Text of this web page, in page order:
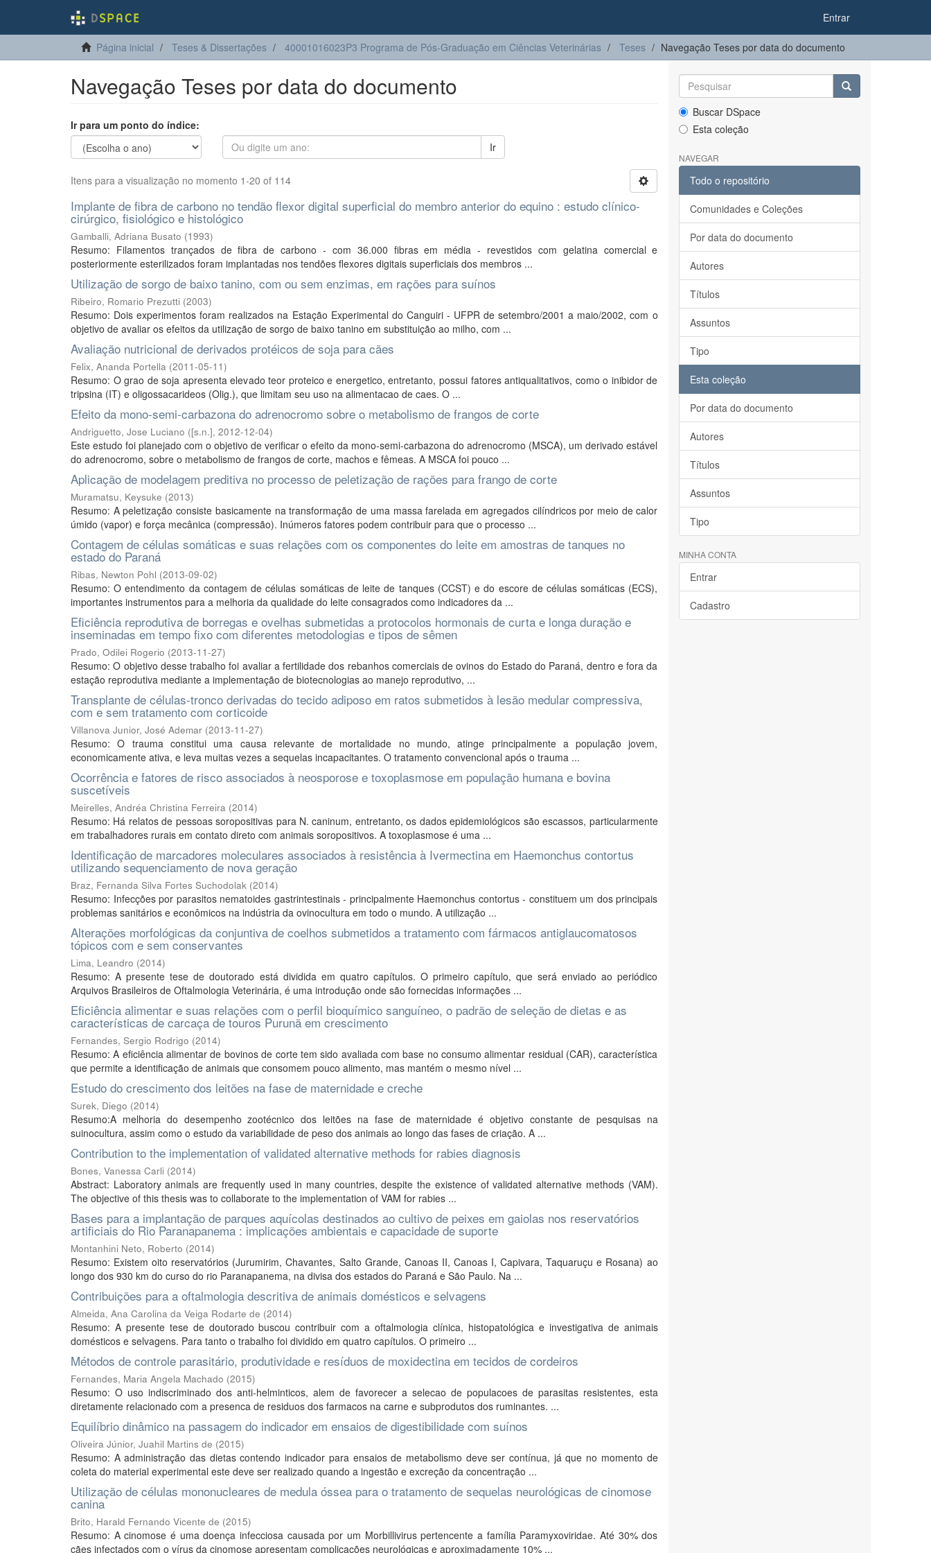
Entrar
Página inicial Teses & Dissertações 40001016023P3 Programa de Pós-Graduação em Ciências Veterinárias Teses Navegação Teses por data do documento
Navegação Teses por data do documento
Ir para um ponto do índice:
Ir
Itens para a visualização no momento 1-20 of 114
Implante de fibra de carbono no tendão flexor digital superficial do membro anterior do equino : estudo clínico-
cirúrgico, fisiológico e histológico
Gamballi, Adriana Busato (1993)
Resumo: Filamentos trançados de fibra de carbono - com 36.000 fibras em média - revestidos com gelatina comercial e
posteriormente esterilizados foram implantadas nos tendões flexores digitais superficiais dos membros ...
Utilização de sorgo de baixo tanino, com ou sem enzimas, em rações para suínos
Ribeiro, Romario Prezutti (2003)
Resumo: Dois experimentos foram realizados na Estação Experimental do Canguiri - UFPR de setembro/2001 a maio/2002, com o
objetivo de avaliar os efeitos da utilização de sorgo de baixo tanino em substituição ao milho, com ...
Avaliação nutricional de derivados protéicos de soja para cães
Felix, Ananda Portella (2011-05-11)
Resumo: O grao de soja apresenta elevado teor proteico e energetico, entretanto, possui fatores antiqualitativos, como o inibidor de
tripsina (IT) e oligossacarideos (Olig.), que limitam seu uso na alimentacao de caes. O ...
Efeito da mono-semi-carbazona do adrenocromo sobre o metabolismo de frangos de corte
Andriguetto, Jose Luciano ([s.n.], 2012-12-04)
Este estudo foi planejado com o objetivo de verificar o efeito da mono-semi-carbazona do adrenocromo (MSCA), um derivado estável
do adrenocromo, sobre o metabolismo de frangos de corte, machos e fêmeas. A MSCA foi pouco ...
Aplicação de modelagem preditiva no processo de peletização de rações para frango de corte
Muramatsu, Keysuke (2013)
Resumo: A peletização consiste basicamente na transformação de uma massa farelada em agregados cilíndricos por meio de calor
úmido (vapor) e força mecânica (compressão). Inúmeros fatores podem contribuir para que o processo ...
Contagem de células somáticas e suas relações com os componentes do leite em amostras de tanques no
estado do Paraná
Ribas, Newton Pohl (2013-09-02)
Resumo: O entendimento da contagem de células somáticas de leite de tanques (CCST) e do escore de células somáticas (ECS),
importantes instrumentos para a melhoria da qualidade do leite consagrados como indicadores da ...
Eficiência reprodutiva de borregas e ovelhas submetidas a protocolos hormonais de curta e longa duração e
inseminadas em tempo fixo com diferentes metodologias e tipos de sêmen
Prado, Odilei Rogerio (2013-11-27)
Resumo: O objetivo desse trabalho foi avaliar a fertilidade dos rebanhos comerciais de ovinos do Estado do Paraná, dentro e fora da
estação reprodutiva mediante a implementação de biotecnologias ao manejo reprodutivo, ...
Transplante de células-tronco derivadas do tecido adiposo em ratos submetidos à lesão medular compressiva,
com e sem tratamento com corticoide
Villanova Junior, José Ademar (2013-11-27)
Resumo: O trauma constitui uma causa relevante de mortalidade no mundo, atinge principalmente a população jovem,
economicamente ativa, e leva muitas vezes a sequelas incapacitantes. O tratamento convencional após o trauma ...
Ocorrência e fatores de risco associados à neosporose e toxoplasmose em população humana e bovina
suscetíveis
Meirelles, Andréa Christina Ferreira (2014)
Resumo: Há relatos de pessoas soropositivas para N. caninum, entretanto, os dados epidemiológicos são escassos, particularmente
em trabalhadores rurais em contato direto com animais soropositivos. A toxoplasmose é uma ...
Identificação de marcadores moleculares associados à resistência à Ivermectina em Haemonchus contortus
utilizando sequenciamento de nova geração
Braz, Fernanda Silva Fortes Suchodolak (2014)
Resumo: Infecções por parasitos nematoides gastrintestinais - principalmente Haemonchus contortus - constituem um dos principais
problemas sanitários e econômicos na indústria da ovinocultura em todo o mundo. A utilização ...
Alterações morfológicas da conjuntiva de coelhos submetidos a tratamento com fármacos antiglaucomatosos
tópicos com e sem conservantes
Lima, Leandro (2014)
Resumo: A presente tese de doutorado está dividida em quatro capítulos. O primeiro capítulo, que será enviado ao periódico
Arquivos Brasileiros de Oftalmologia Veterinária, é uma introdução onde são fornecidas informações ...
Eficiência alimentar e suas relações com o perfil bioquímico sanguíneo, o padrão de seleção de dietas e as
características de carcaça de touros Purunã em crescimento
Fernandes, Sergio Rodrigo (2014)
Resumo: A eficiência alimentar de bovinos de corte tem sido avaliada com base no consumo alimentar residual (CAR), característica
que permite a identificação de animais que consomem pouco alimento, mas mantém o mesmo nível ...
Estudo do crescimento dos leitões na fase de maternidade e creche
Surek, Diego (2014)
Resumo:A melhoria do desempenho zootécnico dos leitões na fase de maternidade é objetivo constante de pesquisas na
suinocultura, assim como o estudo da variabilidade de peso dos animais ao longo das fases de criação. A ...
Contribution to the implementation of validated alternative methods for rabies diagnosis
Bones, Vanessa Carli (2014)
Abstract: Laboratory animals are frequently used in many countries, despite the existence of validated alternative methods (VAM).
The objective of this thesis was to collaborate to the implementation of VAM for rabies ...
Bases para a implantação de parques aquícolas destinados ao cultivo de peixes em gaiolas nos reservatórios
artificiais do Rio Paranapanema : implicações ambientais e capacidade de suporte
Montanhini Neto, Roberto (2014)
Resumo: Existem oito reservatórios (Jurumirim, Chavantes, Salto Grande, Canoas II, Canoas I, Capivara, Taquaruçu e Rosana) ao
longo dos 930 km do curso do rio Paranapanema, na divisa dos estados do Paraná e São Paulo. Na ...
Contribuições para a oftalmologia descritiva de animais domésticos e selvagens
Almeida, Ana Carolina da Veiga Rodarte de (2014)
Resumo: A presente tese de doutorado buscou contribuir com a oftalmologia clínica, histopatológica e investigativa de animais
domésticos e selvagens. Para tanto o trabalho foi dividido em quatro capítulos. O primeiro ...
Métodos de controle parasitário, produtividade e resíduos de moxidectina em tecidos de cordeiros
Fernandes, Maria Angela Machado (2015)
Resumo: O uso indiscriminado dos anti-helminticos, alem de favorecer a selecao de populacoes de parasitas resistentes, esta
diretamente relacionado com a presenca de residuos dos farmacos na carne e subprodutos dos ruminantes. ...
Equilíbrio dinâmico na passagem do indicador em ensaios de digestibilidade com suínos
Oliveira Júnior, Juahil Martins de (2015)
Resumo: A administração das dietas contendo indicador para ensaios de metabolismo deve ser contínua, já que no momento de
coleta do material experimental este deve ser realizado quando a ingestão e excreção da concentração ...
Utilização de células mononucleares de medula óssea para o tratamento de sequelas neurológicas de cinomose
canina
Brito, Harald Fernando Vicente de (2015)
Resumo: A cinomose é uma doença infecciosa causada por um Morbillivirus pertencente a família Paramyxoviridae. Até 30% dos
cães infectados com o vírus da cinomose apresentam complicações neurológicas e aproximadamente 10% ...
Buscar DSpace
Esta coleção
NAVEGAR
Todo o repositório
Comunidades e Coleções
Por data do documento
Autores
Títulos
Assuntos
Tipo
Esta coleção
Por data do documento
Autores
Títulos
Assuntos
Tipo
MINHA CONTA
Entrar
Cadastro